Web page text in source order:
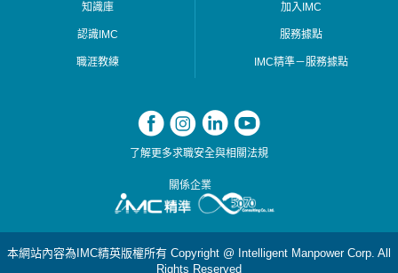
知識庫
認識IMC
職涯教練
加入IMC
服務據點
IMC精準－服務據點
了解更多求職安全與相關法規
關係企業
本網站內容為IMC精英版權所有 Copyright @ Intelligent Manpower Corp. All
Rights Reserved